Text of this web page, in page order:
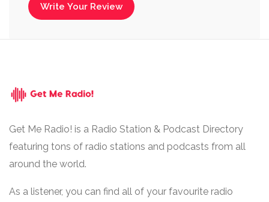
Write Your Review
Get Me Radio! is a Radio Station & Podcast Directory
featuring tons of radio stations and podcasts from all
around the world.
As a listener, you can find all of your favourite radio